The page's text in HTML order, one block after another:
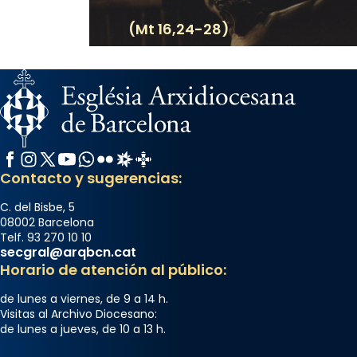
Share
Arquebisbat de Barcelona
2 weeks ago
Memòria de les santes Juliana i
Semproniana, verges i màrtirs.
Acompanyant la història de sant Cugat, a
partir de l’Edat Mitjana sorgeix la tradició
que les santes Juliana (“relatiu a Júlia”) i
Semproniana (“relatiu a Semprònia =
eterna”) són deixebles seves. I l’any 1667, el
frare Joan Gaspar Roig, afirma en una obra
que les santes són filles de l’antiga Iluro.
Mataró en reivindicarà les relíq
...Ver más
(Mt 16,24-28)
Facebook
Instagram
X / Twitter
YouTube
WhatsApp
FlickrRadio Estel
Catalunya Cristiana
Contacto y sugerencias:
C. del Bisbe, 5
08002 Barcelona
Telf. 93 270 10 10
secgral@arqbcn.cat
Horario de atención al público:
de lunes a viernes, de 9 a 14 h.
Visitas al Archivo Diocesano:
de lunes a jueves, de 10 a 13 h.